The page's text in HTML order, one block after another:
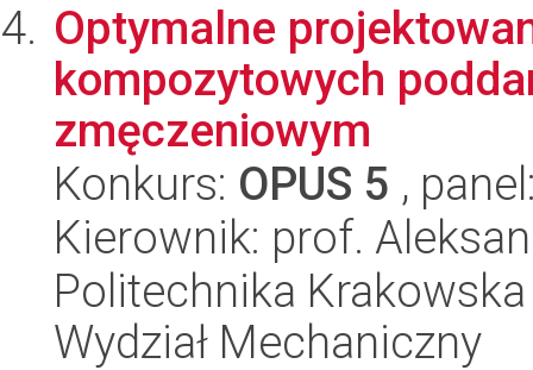
Optymalne
kompozytowych
zmęczeniowym
Konkurs: OPUS 5 ,
Kierownik: prof.
Politechnika
Wydział Mechaniczny